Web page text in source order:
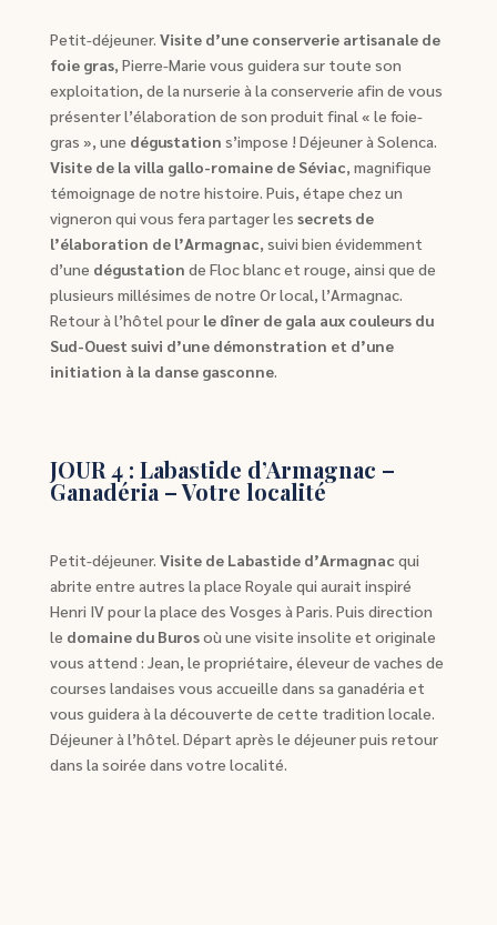
Petit-déjeuner. Visite d’une conserverie artisanale de
foie gras, Pierre-Marie vous guidera sur toute son
exploitation, de la nurserie à la conserverie afin de vous
présenter l’élaboration de son produit final « le foie-
gras », une dégustation s’impose ! Déjeuner à Solenca.
Visite de la villa gallo-romaine de Séviac, magnifique
témoignage de notre histoire. Puis, étape chez un
vigneron qui vous fera partager les secrets de
l’élaboration de l’Armagnac, suivi bien évidemment
d’une dégustation de Floc blanc et rouge, ainsi que de
plusieurs millésimes de notre Or local, l’Armagnac.
Retour à l’hôtel pour le dîner de gala aux couleurs du
Sud-Ouest suivi d’une démonstration et d’une
initiation à la danse gasconne.
JOUR 4 : Labastide d’Armagnac –
Ganadéria – Votre localité
Petit-déjeuner. Visite de Labastide d’Armagnac qui
abrite entre autres la place Royale qui aurait inspiré
Henri IV pour la place des Vosges à Paris. Puis direction
le domaine du Burosoù une visite insolite et originale
vous attend : Jean, le propriétaire, éleveur de vaches de
courses landaises vous accueille dans sa ganadéria et
vous guidera à la découverte de cette tradition locale.
Déjeuner à l’hôtel. Départ après le déjeuner puis retour
dans la soirée dans votre localité.